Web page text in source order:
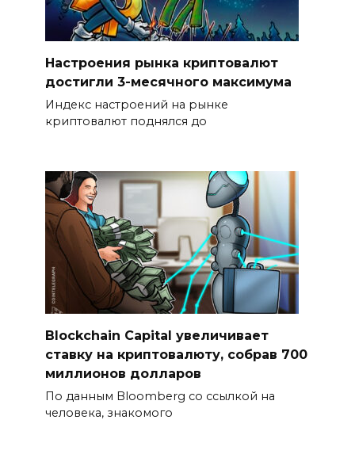
Настроения рынка криптовалют
достигли 3-месячного максимума
Индекс настроений на рынке
криптовалют поднялся до
Blockchain Capital увеличивает
ставку на криптовалюту, собрав 700
миллионов долларов
По данным Bloomberg со ссылкой на
человека, знакомого